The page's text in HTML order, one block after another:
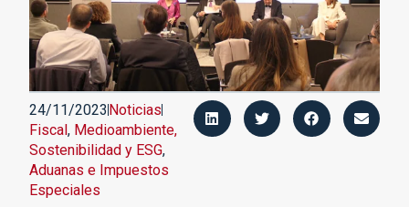
24/11/2023 Noticias
Fiscal, Medioambiente,
Sostenibilidad y ESG,
Aduanas e Impuestos
Especiales